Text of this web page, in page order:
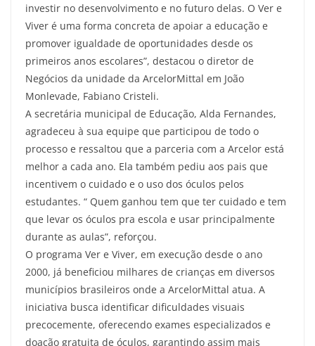
investir no desenvolvimento e no futuro delas. O Ver e
Viver é uma forma concreta de apoiar a educação e
promover igualdade de oportunidades desde os
primeiros anos escolares”, destacou o diretor de
Negócios da unidade da ArcelorMittal em João
Monlevade, Fabiano Cristeli.
A secretária municipal de Educação, Alda Fernandes,
agradeceu à sua equipe que participou de todo o
processo e ressaltou que a parceria com a Arcelor está
melhor a cada ano. Ela também pediu aos pais que
incentivem o cuidado e o uso dos óculos pelos
estudantes. “ Quem ganhou tem que ter cuidado e tem
que levar os óculos pra escola e usar principalmente
durante as aulas”, reforçou.
O programa Ver e Viver, em execução desde o ano
2000, já beneficiou milhares de crianças em diversos
municípios brasileiros onde a ArcelorMittal atua. A
iniciativa busca identificar dificuldades visuais
precocemente, oferecendo exames especializados e
doação gratuita de óculos, garantindo assim mais